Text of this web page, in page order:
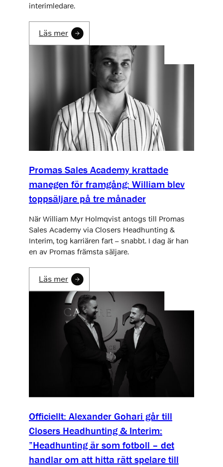
interimledare.
Läs mer
Promas Sales Academy krattade
manegen för framgång: William blev
toppsäljare på tre månader
När William Myr Holmqvist antogs till Promas
Sales Academy via Closers Headhunting &
Interim, tog karriären fart – snabbt. I dag är han
en av Promas främsta säljare.
Läs mer
Officiellt: Alexander Gohari går till
Closers Headhunting & Interim:
”Headhunting är som fotboll – det
handlar om att hitta rätt spelare till